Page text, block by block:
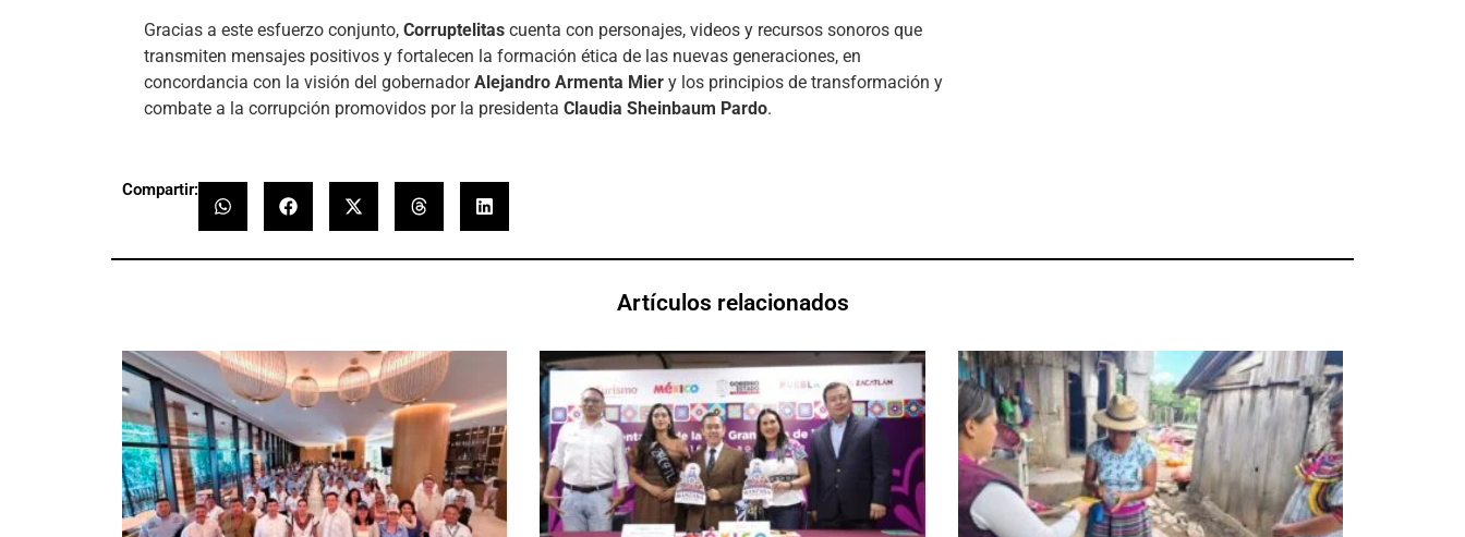
Gracias a este esfuerzo conjunto, Corruptelitas cuenta con personajes, videos y recursos sonoros que
transmiten mensajes positivos y fortalecen la formación ética de las nuevas generaciones, en
concordancia con la visión del gobernadorAlejandro Armenta Mier y los principios de transformación y
combate a la corrupción promovidos por la presidenta Claudia Sheinbaum Pardo.
Compartir:
Artículos relacionados